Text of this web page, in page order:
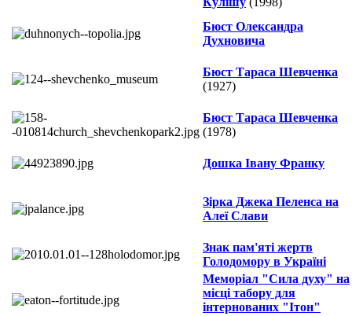
Бюст Олександра
Духновича
Бюст Тараса Шевченка
(1927)
Бюст Тараса Шевченка
(1978)
Дошка Івану Франку
Зірка Джека Пеленса на
Алеї Слави
Знак пам'яті жертв
Голодомору в Україні
Меморіал "Сила духу" на
місці табору для
інтернованих "Ітон"